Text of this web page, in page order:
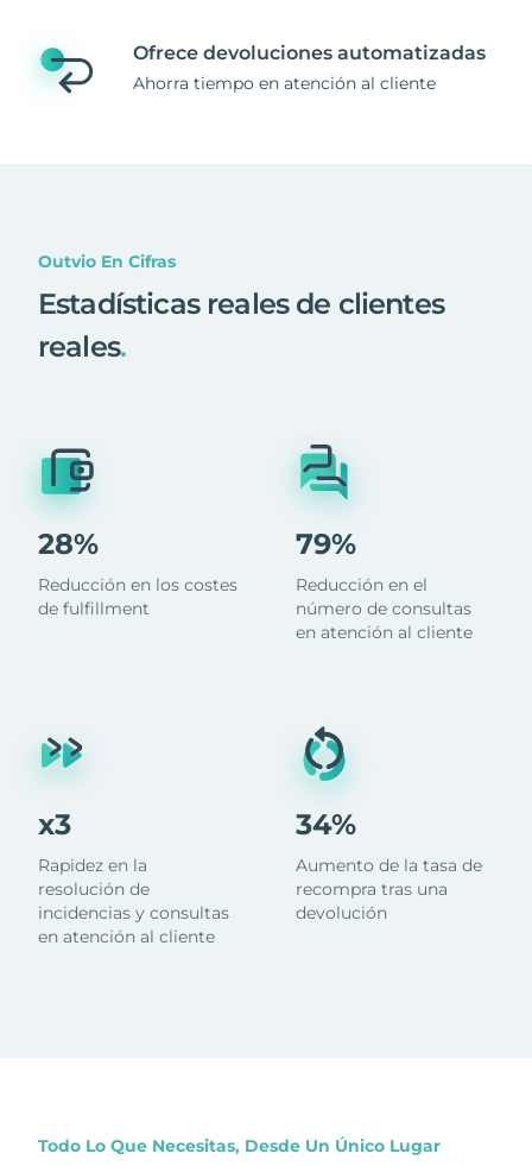
Ofrece devoluciones automatizadas
Ahorra tiempo en atención al cliente
Outvio En Cifras
Estadísticas reales de clientes
reales.
28%
Reducción en los costes
de fulfillment
x3
Rapidez en la
resolución de
incidencias y consultas
en atención al cliente
79%
Reducción en el
número de consultas
en atención al cliente
34%
Aumento de la tasa de
recompra tras una
devolución
Todo Lo Que Necesitas, Desde Un Único Lugar